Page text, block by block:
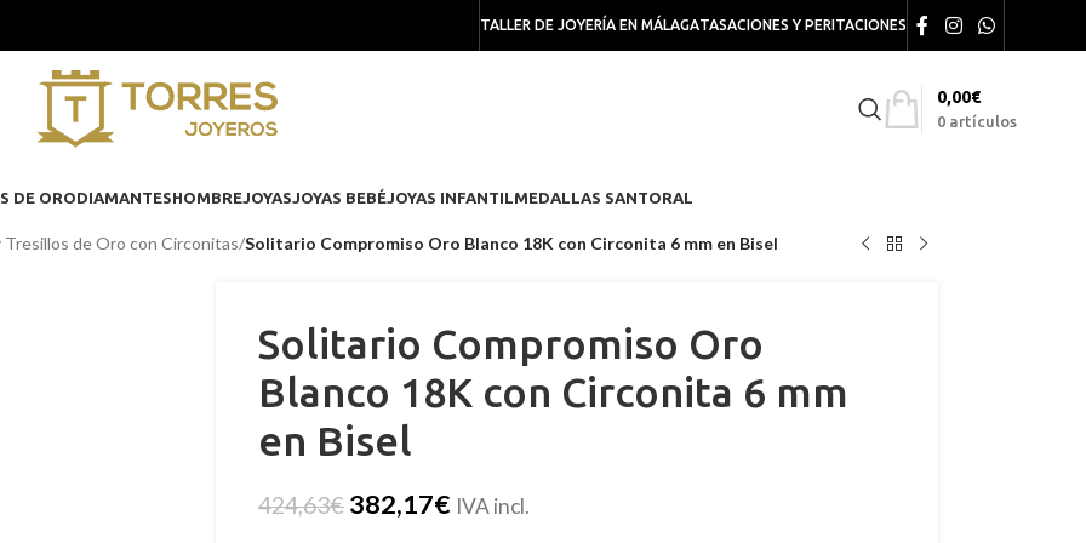
TALLER DE JOYERÍA EN MÁLAGATASACIONES Y PERITACIONES
0 artículos
0,00€
DE ORODIAMANTESHOMBREJOYASJOYAS BEBÉJOYAS INFANTILMEDALLAS SANTORAL
Tresillos de Oro con Circonitas/Solitario Compromiso Oro Blanco 18K con Circonita 6 mm en Bisel
Solitario Compromiso Oro
Blanco 18K con Circonita 6 mm
en Bisel
424,63€ 382,17€ IVA incl.